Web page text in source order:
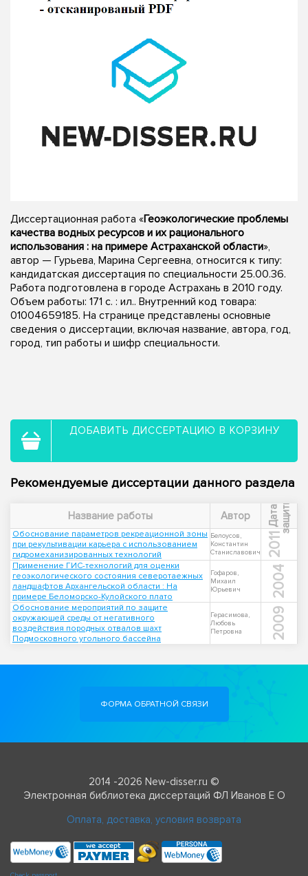
Диссертационная работа «Геоэкологические проблемы
качества водных ресурсов и их рационального
использования : на примере Астраханской области»,
автор — Гурьева, Марина Сергеевна, относится к типу:
кандидатская диссертация по специальности 25.00.36.
Работа подготовлена в городе Астрахань в 2010 году.
Объем работы: 171 с. : ил.. Внутренний код товара:
01004659185. На странице представлены основные
сведения о диссертации, включая название, автора, год,
город, тип работы и шифр специальности.
ДОБАВИТЬ ДИССЕРТАЦИЮ В КОРЗИНУ
Рекомендуемые диссертации данного раздела
Название работы Автор Д
а
т
а
з
а
щ
и
т ы
Обоснование параметров рекреационной зоны
при рекультивации карьера с использованием
гидромеханизированных технологий
Белоусов,
Константин
Станиславович
2011
Применение ГИС-технологий для оценки
геоэкологического состояния северотаежных
ландшафтов Архангельской области : На
примере Беломорско-Кулойского плато
Гофаров,
Михаил
Юрьевич
2004
Обоснование мероприятий по защите
окружающей среды от негативного
воздействия породных отвалов шахт
Подмосковного угольного бассейна
Герасимова,
Любовь
Петровна
2009
ФОРМА ОБРАТНОЙ СВЯЗИ
2014 -2026 New-disser.ru ©
Электронная библиотека диссертаций ФЛ Иванов Е О
Оплата, доставка, условия возврата